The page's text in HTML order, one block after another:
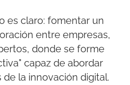
es claro: fomentar un
entre empresas,
donde se forme
capaz de abordar
la innovación digital.